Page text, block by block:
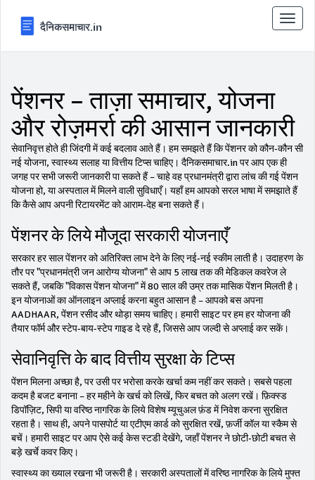
टॉगल
से
पेंशनर – ताज़ा समाचार, योजना
और रोज़मर्रा की आसान जानकारी
सेवानिवृत्त होते ही जिंदगी में कई बदलाव आते हैं। हम समझते हैं कि पेंशनर को कौन‑कौन सी
नई योजना, स्वास्थ्य सलाह या वित्तीय टिप्स चाहिए। दैनिकसमाचार.in पर आप एक ही
जगह पर सभी जरूरी जानकारी पा सकते हैं – चाहे वह प्रधानमंत्री द्वारा लांच की गई पेंशन
योजना हो, या अस्पताल में मिलने वाली सुविधाएँ। यहाँ हम आपको सरल भाषा में समझाते हैं
कि कैसे आप अपनी रिटायरमेंट को आराम‑देह बना सकते हैं।
पेंशनर के लिये मौजूदा सरकारी योजनाएँ
सरकार हर साल पेंशनर को अतिरिक्त लाभ देने के लिए नई‑नई स्कीम लाती है। उदाहरण के
तौर पर "प्रधानमंत्री जन आरोग्य योजना" से आप 5 लाख तक की मेडिकल कवरेज ले
सकते हैं, जबकि "विकास पेंशन योजना" में 80 साल की उम्र तक मासिक पेंशन मिलती है।
इन योजनाओं का ऑनलाइन अप्लाई करना बहुत आसान है – आपको बस अपना
AADHAAR, पेंशन रसीद और थोड़ा समय चाहिए। हमारी साइट पर हम हर योजना की
तैयार फॉर्म और स्टेप‑बाय‑स्टेप गाइड दे रहे हैं, जिससे आप जल्दी से अप्लाई कर सकें।
सेवानिवृत्ति के बाद वित्तीय सुरक्षा के टिप्स
पेंशन मिलना अच्छा है, पर उसी पर भरोसा करके खर्चा कम नहीं कर सकते। सबसे पहला
कदम है बजट बनाना – हर महीने के खर्च को लिखें, फिर बचत को अलग रखें। फ़िक्स्ड
डिपॉज़िट, सिपी या वरिष्ठ नागरिक के लिये विशेष म्यूचुअल फ़ंड में निवेश करना सुरक्षित
रहता है। साथ ही, अपने पासपोर्ट या एटीएम कार्ड को सुरक्षित रखें, फ़र्जी कॉल या स्कैम से
बचें। हमारी साइट पर आप ऐसे कई केस स्टडी देखेंगे, जहाँ पेंशनर ने छोटी‑छोटी बचत से
बड़े खर्चे कवर किए।
स्वास्थ्य का ख्याल रखना भी जरूरी है। सरकारी अस्पतालों में वरिष्ठ नागरिक के लिये मुफ्त